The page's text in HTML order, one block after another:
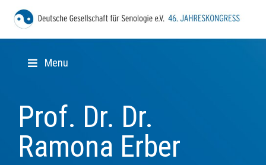
Menu
Prof. Dr. Dr.
Ramona Erber